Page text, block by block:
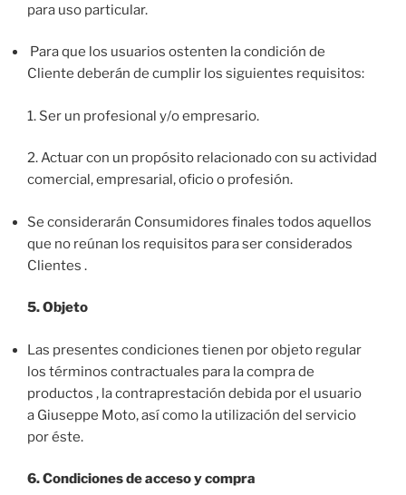
para uso particular.
Para que los usuarios ostenten la condición de
Cliente deberán de cumplir los siguientes requisitos:
1. Ser un profesional y/o empresario.
2. Actuar con un propósito relacionado con su actividad
comercial, empresarial, oficio o profesión.
Se considerarán Consumidores finales todos aquellos
que no reúnan los requisitos para ser considerados
Clientes .
5. Objeto
Las presentes condiciones tienen por objeto regular
los términos contractuales para la compra de
productos , la contraprestación debida por el usuario
a Giuseppe Moto, así como la utilización del servicio
por éste.
6. Condiciones de acceso y compra